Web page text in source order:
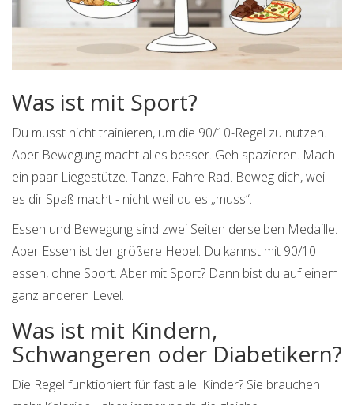
Was ist mit Sport?
Du musst nicht trainieren, um die 90/10-Regel zu nutzen.
Aber Bewegung macht alles besser. Geh spazieren. Mach
ein paar Liegestütze. Tanze. Fahre Rad. Beweg dich, weil
es dir Spaß macht - nicht weil du es „muss“.
Essen und Bewegung sind zwei Seiten derselben Medaille.
Aber Essen ist der größere Hebel. Du kannst mit 90/10
essen, ohne Sport. Aber mit Sport? Dann bist du auf einem
ganz anderen Level.
Was ist mit Kindern,
Schwangeren oder Diabetikern?
Die Regel funktioniert für fast alle. Kinder? Sie brauchen